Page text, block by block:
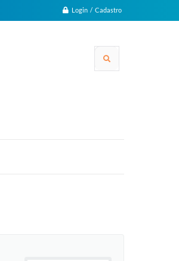
Login / Cadastro